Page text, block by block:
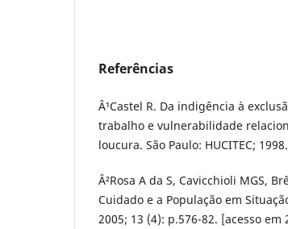
Referências
Â¹Castel R. Da indigência à
trabalho e vulnerabilidade
loucura. São Paulo: HUCITEC;
Â²Rosa A da S, Cavicchioli MGS,
Cuidado e a População em
2005; 13 (4): p.576-82. [acesso